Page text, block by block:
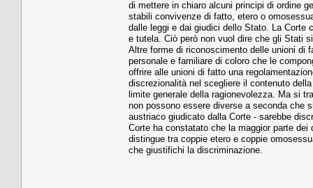
di mettere in chiaro alcuni principi di ordine
stabili convivenze di fatto, etero o
dalle leggi e dai giudici dello Stato. La Corte
e tutela. Ciò però non vuol dire che gli Stati
Altre forme di riconoscimento delle unioni di
personale e familiare di coloro che le
offrire alle unioni di fatto una
discrezionalità nel scegliere il contenuto
limite generale della ragionevolezza. Ma si
non possono essere diverse a seconda che
austriaco giudicato dalla Corte - sarebbe
Corte ha constatato che la maggior parte
distingue tra coppie etero e coppie
che giustifichi la discriminazione.